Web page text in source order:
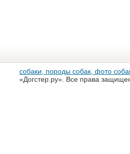
собаки, породы собак, фото
«Догстер.ру». Все права